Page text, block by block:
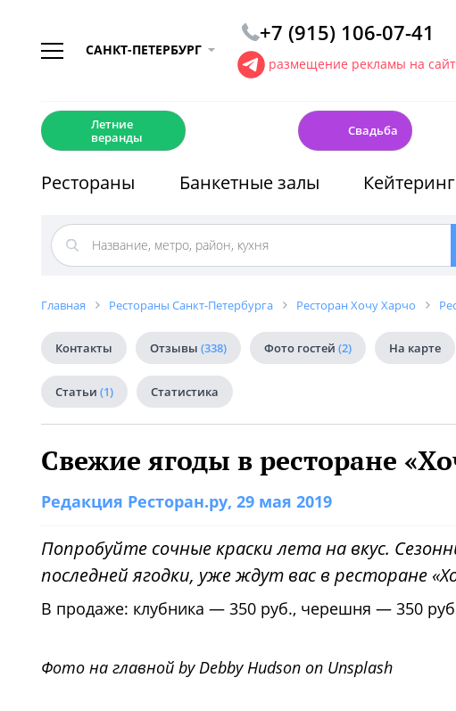
САНКТ-ПЕТЕРБУРГ
+7 (915) 106-07-41
размещение рекламы на
Летние
веранды
Свадьба
Рестораны Банкетные залы Кейтеринг
Главная Рестораны Санкт-Петербурга Ресторан Хочу Харчо
Контакты Отзывы (338) Фото гостей (2) На карте
Статьи (1) Статистика
Свежие ягоды в ресторане
Редакция Ресторан.ру, 29 мая 2019
Попробуйте сочные краски лета на вкус.
последней ягодки, уже ждут вас в ресторане
В продаже: клубника ― 350 руб., черешня ― 350
Фото на главной by Debby Hudson on Unsplash